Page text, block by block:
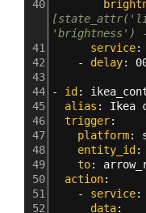
40
'brightness')
41
service:
42
- delay:
43
44
- id :
45
  alias
: Ikea
46
  trigger
:
47
platform:
48
entity_id :
49
to:
50
  action
:
51
- service:
52
data: